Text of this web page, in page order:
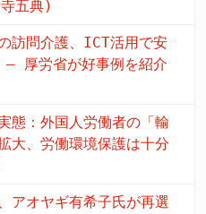
五典)
訪問介護、ICT活用で安
– 厚労省が好事例を紹介
態：外国人労働者の「輸
大、労働環境保護は十分
アオヤギ有希子氏が再選